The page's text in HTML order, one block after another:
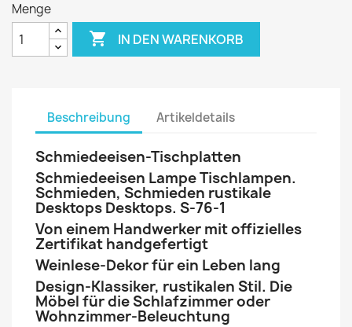
Menge
 IN DEN WARENKORB
Beschreibung Artikeldetails
Schmiedeeisen-Tischplatten
Schmiedeeisen Lampe Tischlampen.
Schmieden, Schmieden rustikale
Desktops Desktops. S-76-1
Von einem Handwerker mit offizielles
Zertifikat handgefertigt
Weinlese-Dekor für ein Leben lang
Design-Klassiker, rustikalen Stil. Die
Möbel für die Schlafzimmer oder
Wohnzimmer-Beleuchtung